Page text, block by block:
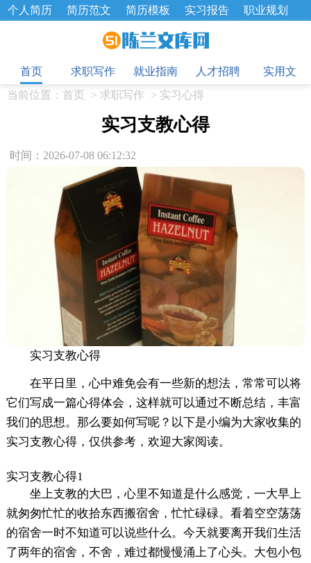
个人简历 简历范文 简历模板 实习报告
职业规划
招聘选拔 绩效考核 企业文化
工作总结
辞职报告
首页
求职写作 就业指南 人才招聘
实用文
当前位置： 首页 > 求职写作 > 实习心得
实习支教心得
时间：2026-07-08 06:12:32
实习支教心得
在平日里，心中难免会有一些新的想法，常常可以将
它们写成一篇心得体会，这样就可以通过不断总结，丰富
我们的思想。那么要如何写呢？以下是小编为大家收集的
实习支教心得，仅供参考，欢迎大家阅读。
实习支教心得1
坐上支教的大巴，心里不知道是什么感觉，一大早上
就匆匆忙忙的收拾东西搬宿舍，忙忙碌碌。看着空空荡荡
的宿舍一时不知道可以说些什么。今天就要离开我们生活
了两年的宿舍，不舍，难过都慢慢涌上了心头。大包小包